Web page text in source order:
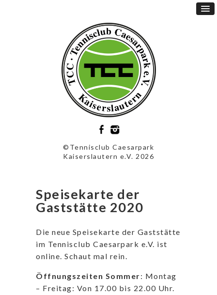
©Tennisclub Caesarpark
Kaiserslautern e.V. 2026
Speisekarte der
Gaststätte 2020
Die neue Speisekarte der Gaststätte
im Tennisclub Caesarpark e.V. ist
online. Schaut mal rein.
Öffnungszeiten Sommer: Montag
– Freitag: Von 17.00 bis 22.00 Uhr.